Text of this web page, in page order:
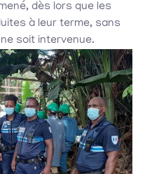
dès lors que les
à leur terme, sans
soit intervenue.